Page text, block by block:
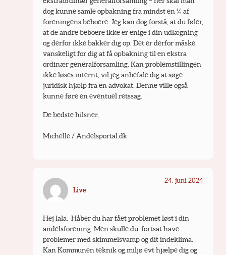
dog kunne samle opbakning fra mindst en ¼ af
foreningens beboere. Jeg kan dog forstå, at du føler,
at de andre beboere ikke er enige i din udlægning
og derfor ikke bakker dig op. Det er derfor måske
vanskeligt for dig at få opbakning til en ekstra
ordinær generalforsamling. Kan problemstillingen
ikke løses internt, vil jeg anbefale dig at søge
juridisk hjælp fra en advokat. Denne ville også
kunne føre en eventuel retssag.
De bedste hilsner,
Michelle / Andelsportal.dk
Live
24. juni 2024
Hej lala.  Håber du har fået problemet løst i din
andelsforening. Men skulle du  fortsat have
problemer med skimmelsvamp og dit indeklima.
Kan Kommunen teknik og.miljø evt hjælpe dig og